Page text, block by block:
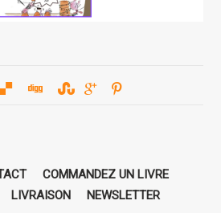
COMMANDEZ UN LIVRE
LIVRAISON NEWSLETTER